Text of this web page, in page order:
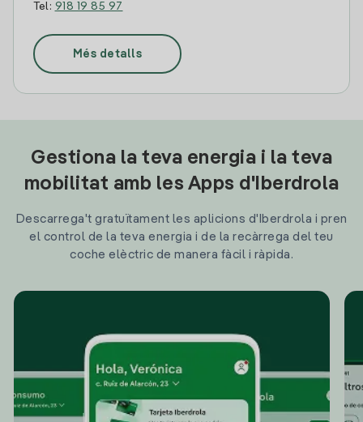
Tel: 918 19 85 97
Més detalls
Gestiona la teva energia i la teva
mobilitat amb les Apps d'Iberdrola
Descarrega't gratuïtament les aplicions d'Iberdrola i pren
el control de la teva energia i de la recàrrega del teu
coche elèctric de manera fàcil i ràpida.